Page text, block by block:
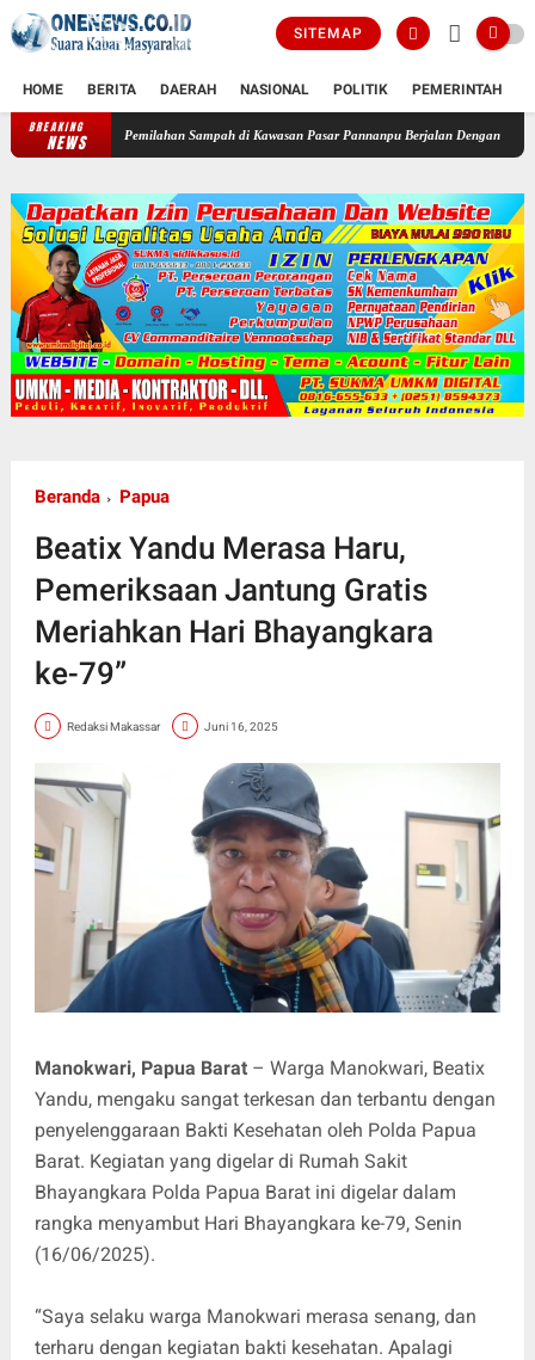
SITEMAP
HOME BERITA DAERAH NASIONAL POLITIK PEMERINTAH
BREAKING
NEWS
Pemilahan Sampah di Kawasan Pasar Pannanpu Berjalan Dengan Baik Satlantas
Beranda Papua
Beatix Yandu Merasa Haru,
Pemeriksaan Jantung Gratis
Meriahkan Hari Bhayangkara
ke‑79”
Redaksi Makassar Juni 16, 2025
Manokwari, Papua Barat – Warga Manokwari, Beatix
Yandu, mengaku sangat terkesan dan terbantu dengan
penyelenggaraan Bakti Kesehatan oleh Polda Papua
Barat. Kegiatan yang digelar di Rumah Sakit
Bhayangkara Polda Papua Barat ini digelar dalam
rangka menyambut Hari Bhayangkara ke‑79, Senin
(16/06/2025).
“Saya selaku warga Manokwari merasa senang, dan
terharu dengan kegiatan bakti kesehatan. Apalagi